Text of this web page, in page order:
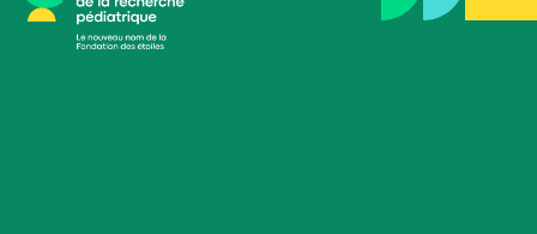
L’impact de vos dons